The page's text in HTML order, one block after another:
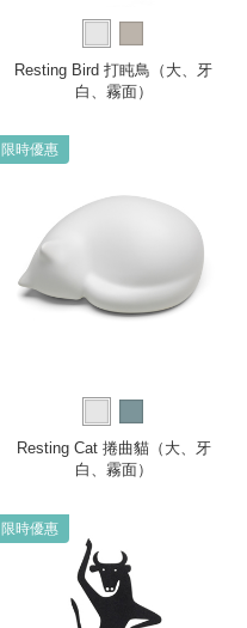
Resting Bird 打盹鳥（大、牙
白、霧面）
限時優惠
Resting Cat 捲曲貓（大、牙
白、霧面）
限時優惠